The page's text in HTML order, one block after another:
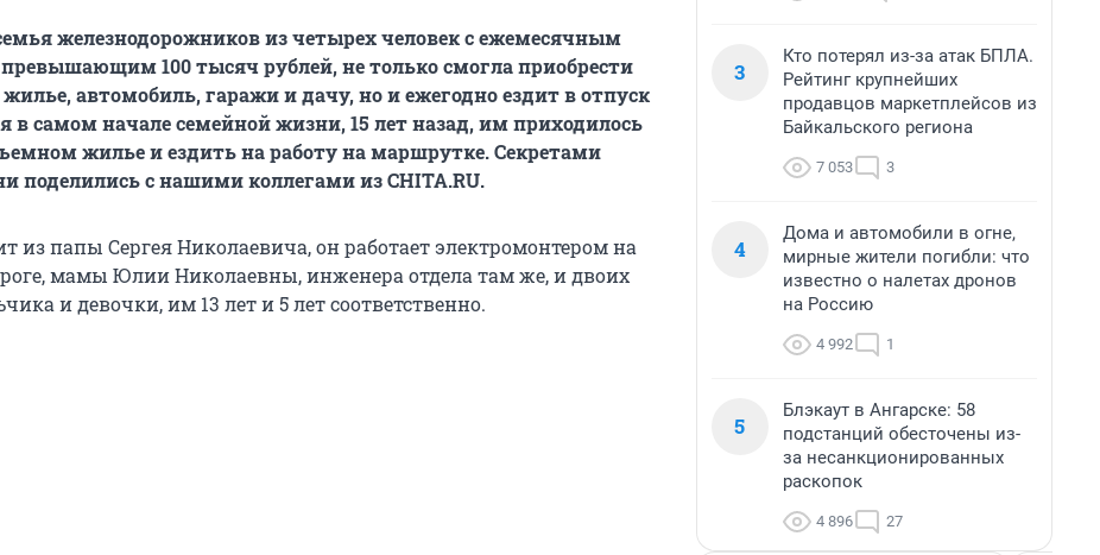
железнодорожников из четырех человек с ежемесячным
100 тысяч рублей, не только смогла приобрести
жилье, автомобиль, гаражи и дачу, но и ежегодно ездит в отпуск
в самом начале семейной жизни, 15 лет назад, им приходилось
жилье и ездить на работу на маршрутке. Секретами
поделились с нашими коллегами из CHITA.RU.
из папы Сергея Николаевича, он работает электромонтером на
мамы Юлии Николаевны, инженера отдела там же, и двоих
и девочки, им 13 лет и 5 лет соответственно.
3
Кто потерял из-за атак БПЛА.
Рейтинг крупнейших
продавцов маркетплейсов из
Байкальского региона
7 053 3
4
Дома и автомобили в огне,
мирные жители погибли: что
известно о налетах дронов
на Россию
4 992 1
5
Блэкаут в Ангарске: 58
подстанций обесточены из-
за несанкционированных
раскопок
4 896 27